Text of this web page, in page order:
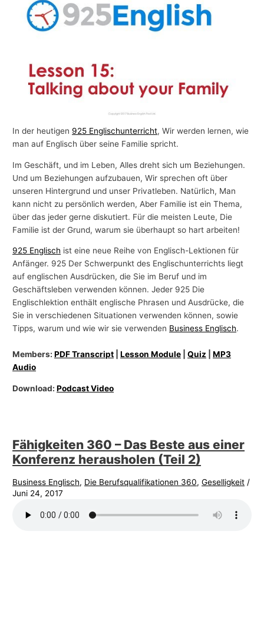
In der heutigen 925 Englischunterricht, Wir werden lernen, wie
man auf Englisch über seine Familie spricht.
Im Geschäft, und im Leben, Alles dreht sich um Beziehungen.
Und um Beziehungen aufzubauen, Wir sprechen oft über
unseren Hintergrund und unser Privatleben. Natürlich, Man
kann nicht zu persönlich werden, Aber Familie ist ein Thema,
über das jeder gerne diskutiert. Für die meisten Leute, Die
Familie ist der Grund, warum sie überhaupt so hart arbeiten!
925 Englisch ist eine neue Reihe von Englisch-Lektionen für
Anfänger. 925 Der Schwerpunkt des Englischunterrichts liegt
auf englischen Ausdrücken, die Sie im Beruf und im
Geschäftsleben verwenden können. Jeder 925 Die
Englischlektion enthält englische Phrasen und Ausdrücke, die
Sie in verschiedenen Situationen verwenden können, sowie
Tipps, warum und wie wir sie verwenden Business Englisch.
Members:PDF Transcript |Lesson Module |Quiz |MP3
Audio
Download:Podcast Video
Fähigkeiten 360 – Das Beste aus einer
Konferenz herausholen (Teil 2)
Business Englisch, Die Berufsqualifikationen 360,Geselligkeit /
Juni 24, 2017